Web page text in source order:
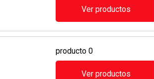
Ver productos
producto 0
Ver productos